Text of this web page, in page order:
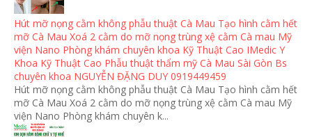
Hút mỡ nọng cằm không phẫu thuật Cà Mau Tạo hình cằm hết
mỡ Cà Mau Xoá 2 cằm do mỡ nọng trùng xệ cằm Cà mau Mỹ
viện Nano Phòng khám chuyên khoa Kỹ Thuật Cao IMedic Y
Khoa Kỹ Thuật Cao Phẫu thuật thẩm mỹ Cà Mau Sài Gòn Bs
chuyên khoa NGUYỄN ĐẶNG DUY 0919449459
Hút mỡ nọng cằm không phẫu thuật Cà Mau Tạo hình cằm hết
mỡ Cà Mau Xoá 2 cằm do mỡ nọng trùng xệ cằm Cà mau Mỹ
viện Nano Phòng khám chuyên k...